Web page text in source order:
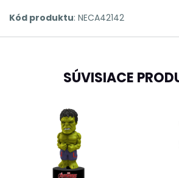
Kód produktu: NECA42142
SÚVISIACE